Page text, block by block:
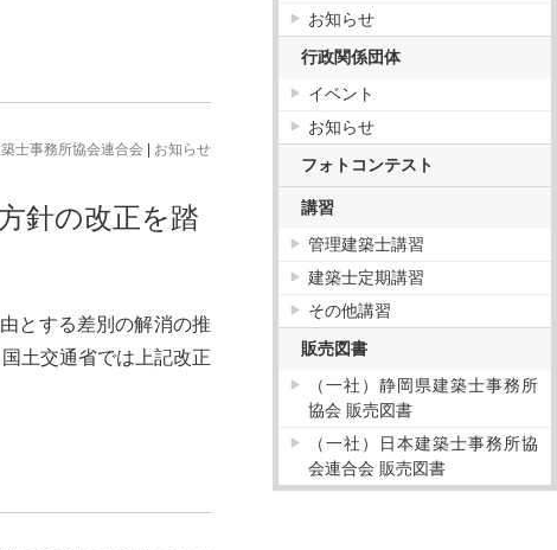
士事務所協会連合会 お知らせ
針の改正を踏
とする差別の解消の推
土交通省では上記改正
お知らせ
行政関係団体
イベント
お知らせ
フォトコンテスト
講習
管理建築士講習
建築士定期講習
その他講習
販売図書
（一社）静岡県建築士事務所
協会 販売図書
（一社）日本建築士事務所協
会連合会 販売図書